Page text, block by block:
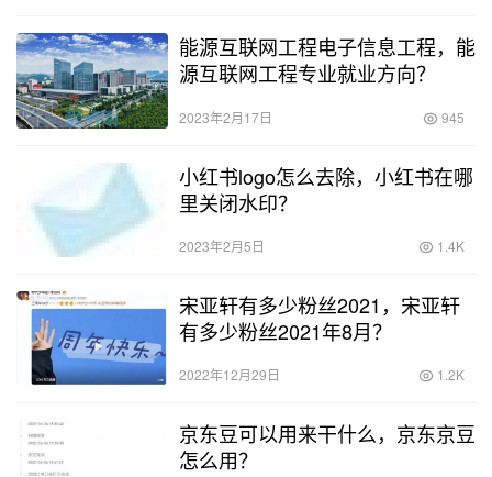
能源互联网工程电子信息工程，能
源互联网工程专业就业方向？
2023年2月17日 945
小红书logo怎么去除，小红书在哪
里关闭水印？
2023年2月5日 1.4K
宋亚轩有多少粉丝2021，宋亚轩
有多少粉丝2021年8月？
2022年12月29日 1.2K
京东豆可以用来干什么，京东京豆
怎么用？